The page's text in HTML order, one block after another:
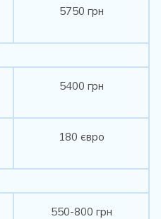
5750 грн
5400 грн
180 євро
550-800 грн